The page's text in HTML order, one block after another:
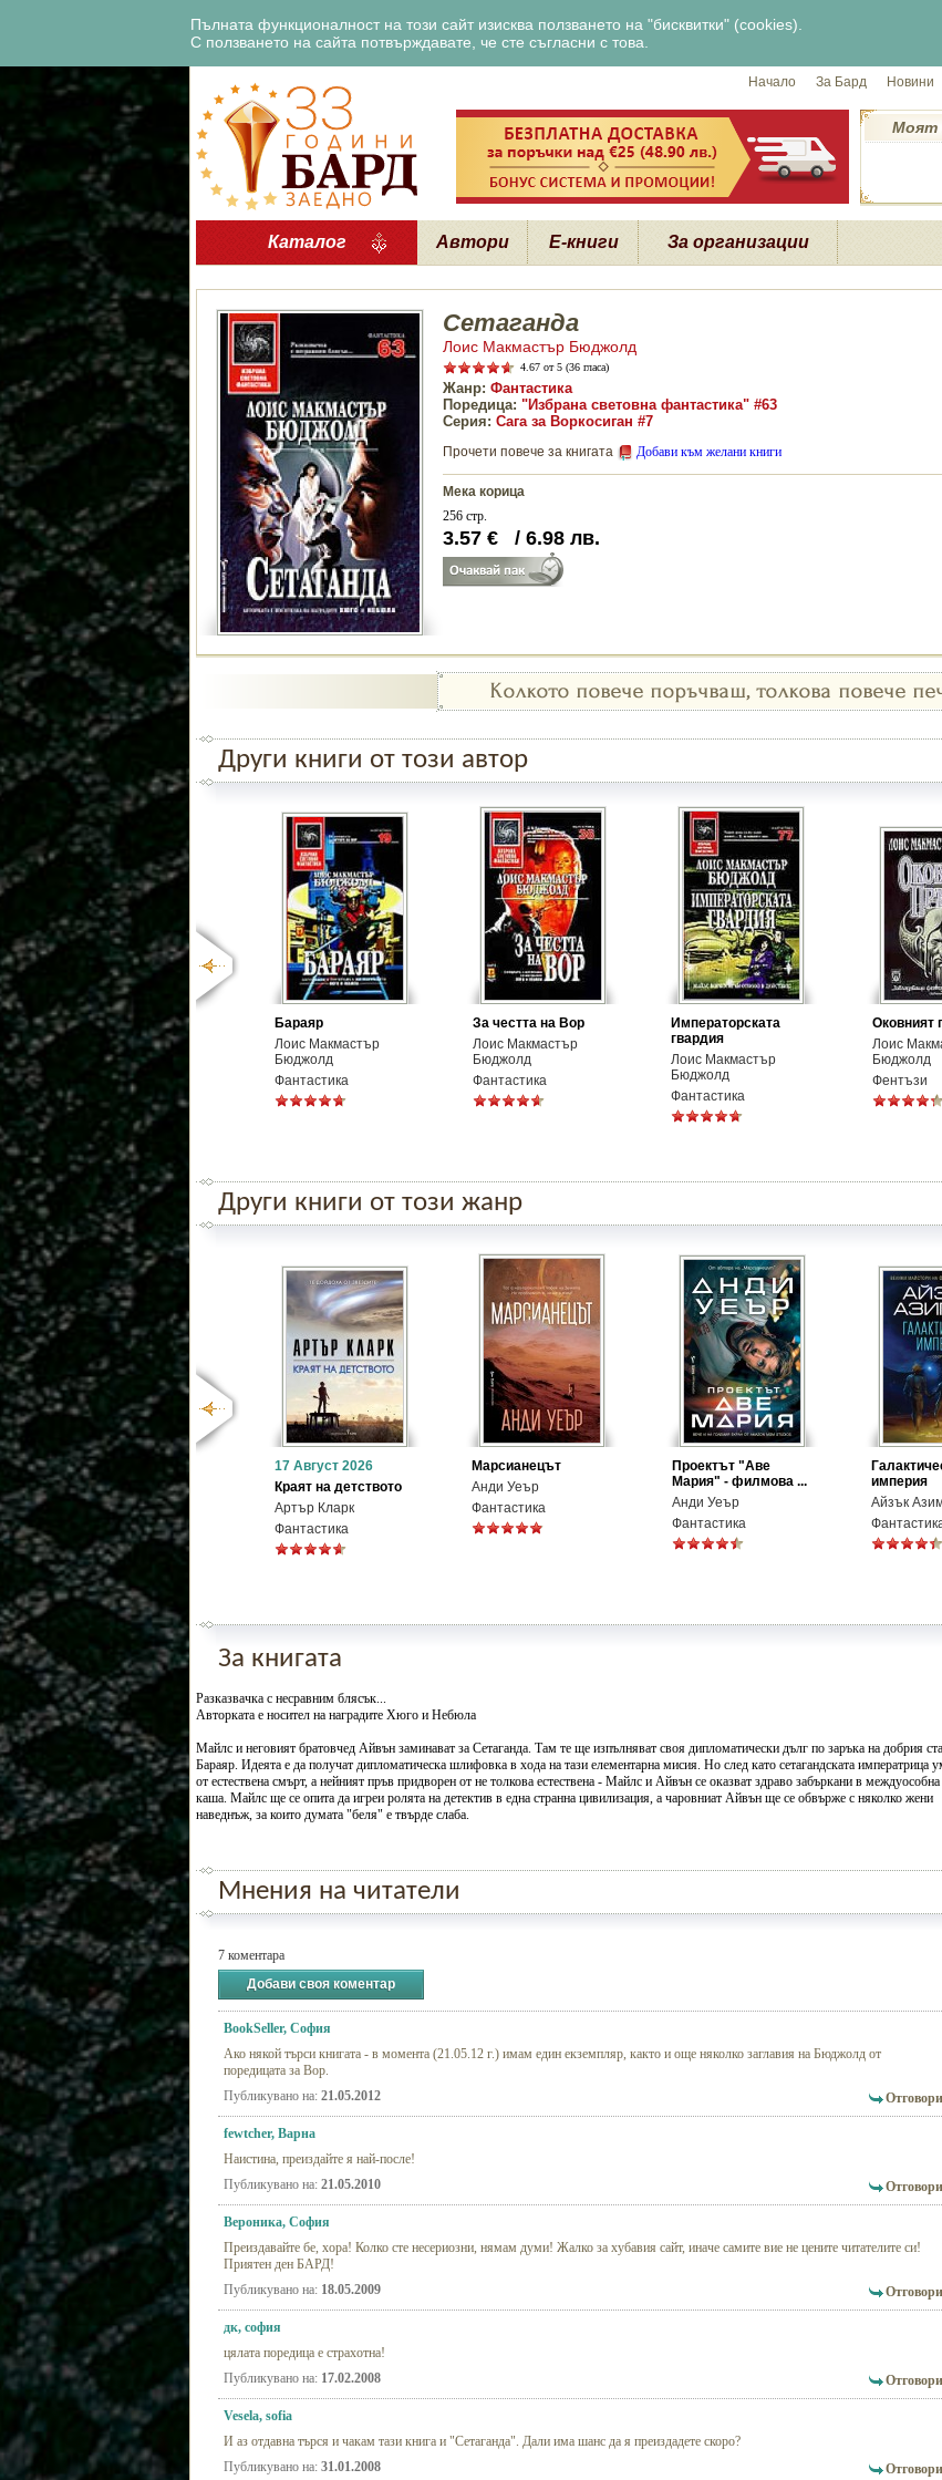
Пълната функционалност на този сайт изисква ползването на "бисквитки" (cookies).
С ползването на сайта потвърждавате, че сте съгласни с това.
Начало За Бард Новини
Моят
Каталог Автори Е-книги За организации
Сетаганда
Лоис Макмастър Бюджолд
4.67 от 5 (36 гласа)
Жанр: Фантастика
Поредица: "Избрана световна фантастика" #63
Серия: Сага за Воркосиган #7
Прочети повече за книгата Добави към желани книги
Мека корица
256 стр.
3.57 € / 6.98 лв.
Други книги от този автор
Бараяр
Лоис Макмастър
Бюджолд
Фантастика
За честта на Вор
Лоис Макмастър
Бюджолд
Фантастика
Императорската
гвардия
Лоис Макмастър
Бюджолд
Фантастика
Оковният
Лоис
Бюджолд
Фентъзи
Други книги от този жанр
17 Август 2026
Краят на детството
Артър Кларк
Фантастика
Марсианецът
Анди Уеър
Фантастика
Проектът "Аве
Мария" - филмова ...
Анди Уеър
Фантастика
империя
Айзък
За книгата
Разказвачка с несравним блясък...
Авторката е носител на наградите Хюго и Небюла
Майлс и неговият братовчед Айвън заминават за Сетаганда. Там те ще изпълняват своя дипломатически дълг по заръка на добрия
Бараяр. Идеята е да получат дипломатическа шлифовка в хода на тази елементарна мисия. Но след като сетагандската императрица
от естествена смърт, а нейният пръв придворен от не толкова естествена - Майлс и Айвън се оказват здраво забъркани в междуособна
каша. Майлс ще се опита да игреи ролята на детектив в една странна цивилизация, а чаровниат Айвън ще се обвърже с няколко жени
наведнъж, за които думата "беля" е твърде слаба.
Мнения на читатели
7 коментара
Добави своя коментар
BookSeller, София
Ако някой търси книгата - в момента (21.05.12 г.) имам един екземпляр, както и още няколко заглавия на Бюджолд от
поредицата за Вор.
Публикувано на: 21.05.2012 Отговори
fewtcher, Варна
Наистина, преиздайте я най-после!
Публикувано на: 21.05.2010 Отговори
Вероника, София
Преиздавайте бе, хора! Колко сте несериозни, нямам думи! Жалко за хубавия сайт, иначе самите вие не цените читателите си!
Приятен ден БАРД!
Публикувано на: 18.05.2009 Отговори
дк, софия
цялата поредица е страхотна!
Публикувано на: 17.02.2008 Отговори
Vesela, sofia
И аз отдавна търся и чакам тази книга и "Сетаганда". Дали има шанс да я преиздадете скоро?
Публикувано на: 31.01.2008 Отговори